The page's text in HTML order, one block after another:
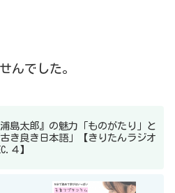
んでした。
浦島太郎』の魅力「ものがたり」と
古き良き日本語」【きりたんラジオ
４】